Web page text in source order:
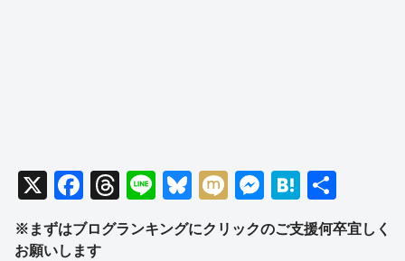
X
F
a
c
T
hr
e
Li
n
e
Bl
e
M
ixi
M
ss
H
at
e
有
※まずはブログランキングにクリックのご支援何卒宜しく
お願いします